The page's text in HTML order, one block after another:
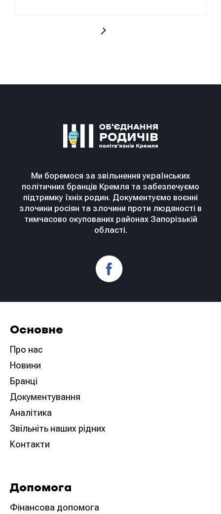
Ми боремося за звільнення українських
політичних бранців Кремля та забезпечуємо
підтримку їхніх родин. Документуємо воєнні
злочини росіян та злочини проти людяності в
тимчасово окупованих районах Запорізькій
області.
Основне
Про нас
Новини
Бранці
Документування
Аналітика
Звільніть наших рідних
Контакти
Допомога
Фінансова допомога